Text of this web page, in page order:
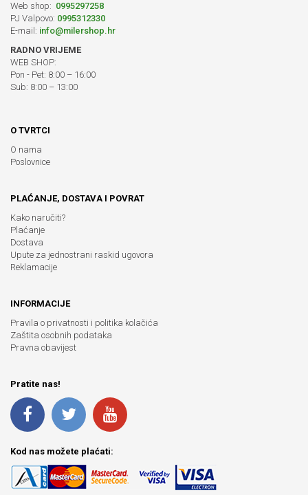
Web shop: 0995297258
PJ Valpovo: 0995312330
E-mail: info@milershop.hr
RADNO VRIJEME
WEB SHOP:
Pon - Pet: 8:00 – 16:00
Sub: 8:00 – 13:00
O TVRTCI
O nama
Poslovnice
PLAĆANJE, DOSTAVA I POVRAT
Kako naručiti?
Plaćanje
Dostava
Upute za jednostrani raskid ugovora
Reklamacije
INFORMACIJE
Pravila o privatnosti i politika kolačića
Zaštita osobnih podataka
Pravna obavijest
Pratite nas!
Kod nas možete plaćati: